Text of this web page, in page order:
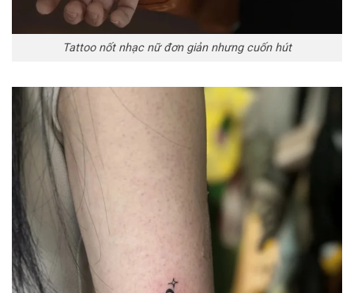
Tattoo nốt nhạc nữ đơn giản nhưng cuốn hút